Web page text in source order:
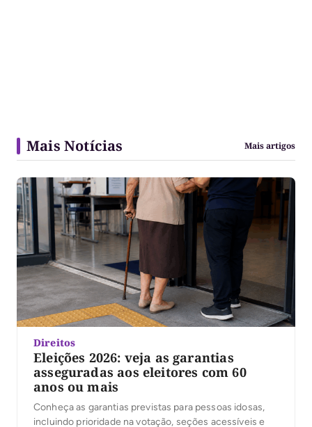
Mais Notícias Mais artigos
Direitos
Eleições 2026: veja as garantias
asseguradas aos eleitores com 60
anos ou mais
Conheça as garantias previstas para pessoas idosas,
incluindo prioridade na votação, seções acessí­veis e